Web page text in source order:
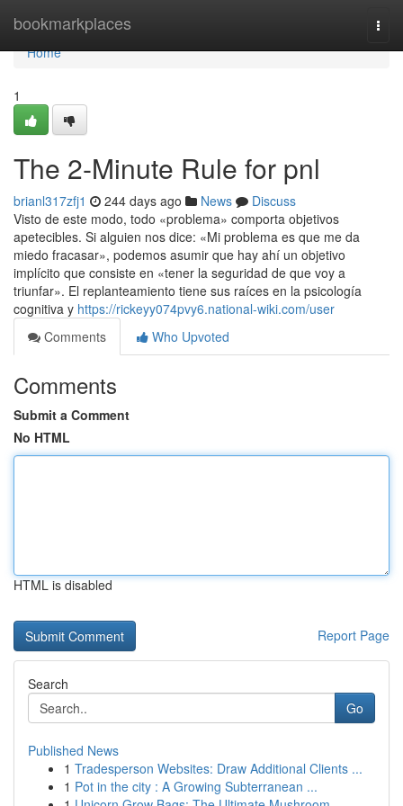
bookmarkplaces
Home
Home
1
The 2-Minute Rule for pnl
brianl317zfj1 244 days ago News
Discuss
Visto de este modo, todo «problema» comporta objetivos
apetecibles. Si alguien nos dice: «Mi problema es que me da
miedo fracasar», podemos asumir que hay ahí un objetivo
implícito que consiste en «tener la seguridad de que voy a
triunfar». El replanteamiento tiene sus raíces en la psicología
cognitiva y https://rickeyy074pvy6.national-wiki.com/user
Comments
Who Upvoted
Comments
Submit a Comment
No HTML
HTML is disabled
Report Page
Search
Go
Published News
1 Tradesperson Websites: Draw Additional Clients ...
1 Pot in the city : A Growing Subterranean ...